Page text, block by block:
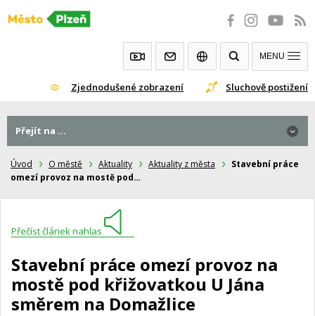
Přeskočit
Zjednodušené zobrazení Sluchově postižení
MENU
Úvod O městě Aktuality Aktuality z města
Stavební práce
omezí provoz na mostě pod…
Přečíst článek nahlas
Stavební práce omezí provoz na
mostě pod křižovatkou U Jána
směrem na Domažlice
Přejít na ...